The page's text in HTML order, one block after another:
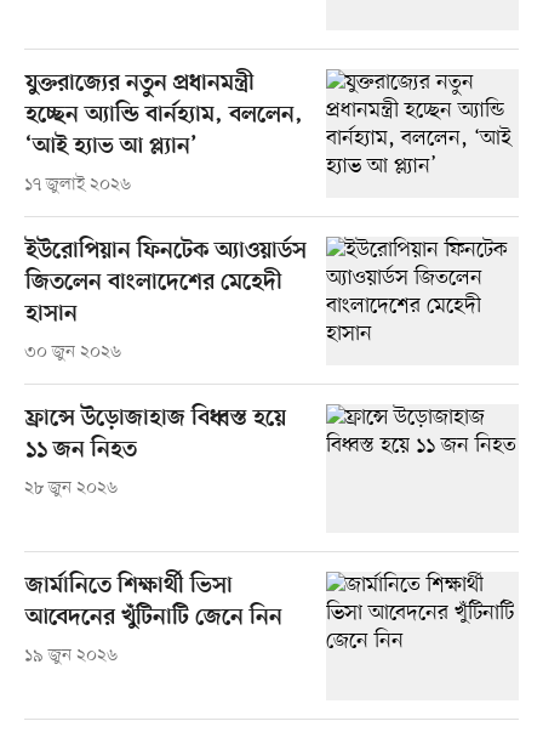
যুক্তরাজ্যের নতুন প্রধানমন্ত্রী
হচ্ছেন অ্যান্ডি বার্নহ্যাম, বললেন,
‘আই হ্যাভ আ প্ল্যান’
১৭ জুলাই ২০২৬
ইউরোপিয়ান ফিনটেক অ্যাওয়ার্ডস
জিতলেন বাংলাদেশের মেহেদী
হাসান
৩০ জুন ২০২৬
ফ্রান্সে উড়োজাহাজ বিধ্বস্ত হয়ে
১১ জন নিহত
২৮ জুন ২০২৬
জার্মানিতে শিক্ষার্থী ভিসা
আবেদনের খুঁটিনাটি জেনে নিন
১৯ জুন ২০২৬